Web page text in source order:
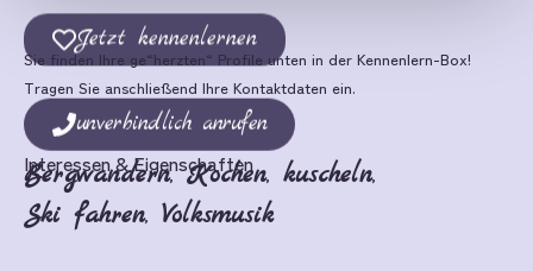
Jetzt kennenlernen
Sie finden Ihre ge“herzten“ Profile unten in der Kennenlern-Box!
Tragen Sie anschließend Ihre Kontaktdaten ein.
unverbindlich anrufen
Interessen & Eigenschaften
Bergwandern,Kochen, kuscheln,
Ski fahren, Volksmusik